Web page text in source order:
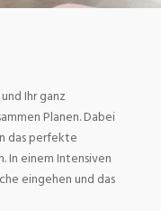
Ihr ganz
Planen. Dabei
das perfekte
In einem Intensiven
eingehen und das